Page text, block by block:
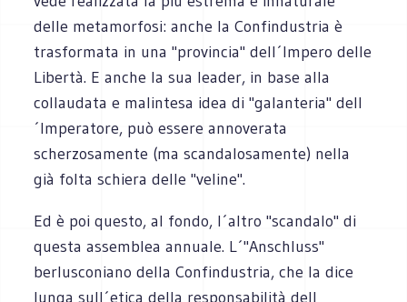
delle metamorfosi: anche la Confindustria è
trasformata in una "provincia" dell´Impero delle
Libertà. E anche la sua leader, in base alla
collaudata e malintesa idea di "galanteria" dell
´Imperatore, può essere annoverata
scherzosamente (ma scandalosamente) nella
già folta schiera delle "veline".
Ed è poi questo, al fondo, l´altro "scandalo" di
questa assemblea annuale. L´"Anschluss"
berlusconiano della Confindustria, che la dice
lunga sull´etica della responsabilità dell